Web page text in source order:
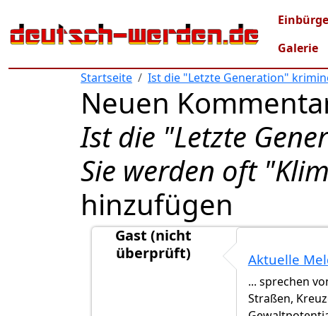
Galerie
Startseite
Ist die "Letzte Generation"
Neuen
Ist die "Letzte
Sie werden oft
hinzufügen
Gast (nicht
überprüft)
"Ungehorsame
Aktuelle
... sprechen
Straßen,